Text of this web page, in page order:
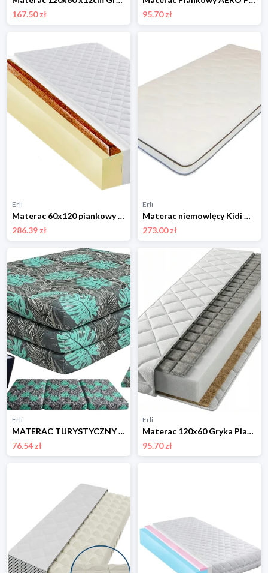
167.50 zł
95.70 zł
Erli
Materac 60x120 piankowy kokosowy H2 H3 11 cm dla dzieci do pokoju dziecka
286.39 zł
Erli
Materac niemowlęcy Kidi Double Fun 120x60 lateks-pianka-kokos Danpol
273.00 zł
Erli
MATERAC TURYSTYCZNY 120x60 składany PUFA TORBA dla dziecka do ŁÓŻECZKA 120
76.54 zł
Erli
Materac 120x60 Gryka Pianka Kokos Antyalergiczny Zdejmowany Pokrowiec
95.70 zł